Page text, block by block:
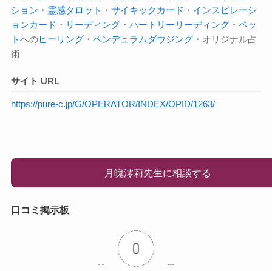
ション ・ 霊感タロット ・ サイキックカード ・ インスピレーシ
ョンカード ・ リーディング・ ハートリーリーディング・ ペッ
トへのヒーリング・ ペンデュラムダウジング・オリジナル占
術
サイト URL
https://pure-c.jp/G/OPERATOR/INDEX/OPID/1263/
月魄澪莉先生に相談する
口コミ掲示板
0